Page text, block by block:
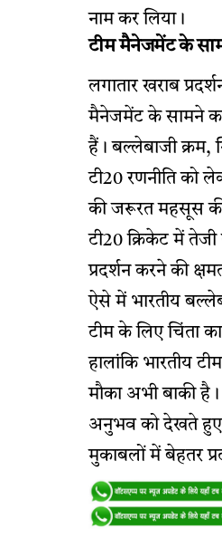
नाम कर लिया।
टीम मैनेजमेंट के
लगातार खराब
मैनेजमेंट के सामने
हैं। बल्लेबाजी
टी20 रणनीति को
की जरूरत महसूस की
टी20 क्रिकेट में
प्रदर्शन करने की
ऐसे में भारतीय
टीम के लिए चिंता
हालांकि भारतीय
मौका अभी बाकी
अनुभव को देखते हुए
मुकाबलों में बेहतर